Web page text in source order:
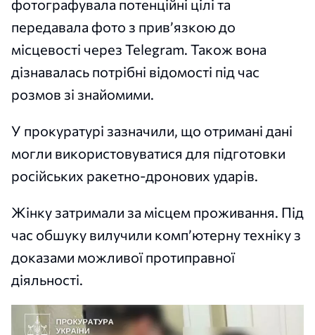
фотографувала потенційні цілі та
передавала фото з прив’язкою до
місцевості через Telegram. Також вона
дізнавалась потрібні відомості під час
розмов зі знайомими.
У прокуратурі зазначили, що отримані дані
могли використовуватися для підготовки
російських ракетно-дронових ударів.
Жінку затримали за місцем проживання. Під
час обшуку вилучили комп’ютерну техніку з
доказами можливої протиправної
діяльності.